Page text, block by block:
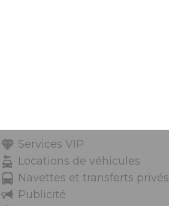
Services VIP
Locations de véhicules
Navettes et transferts privés
Publicité